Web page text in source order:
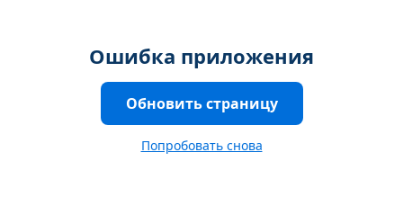
Ошибка приложения
Обновить страницу
Попробовать снова